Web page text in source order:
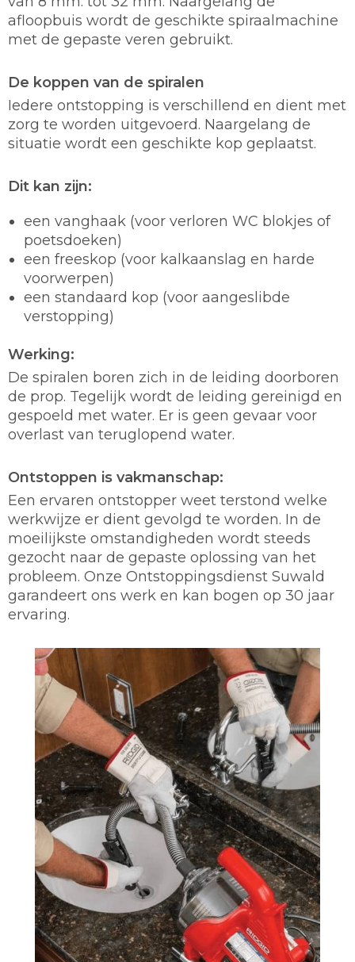
afloopbuis wordt de geschikte spiraalmachine
met de gepaste veren gebruikt.
De koppen van de spiralen
Iedere ontstopping is verschillend en dient met
zorg te worden uitgevoerd. Naargelang de
situatie wordt een geschikte kop geplaatst.
Dit kan zijn:
een vanghaak (voor verloren WC blokjes of
poetsdoeken)
een freeskop (voor kalkaanslag en harde
voorwerpen)
een standaard kop (voor aangeslibde
verstopping)
Werking:
De spiralen boren zich in de leiding doorboren
de prop. Tegelijk wordt de leiding gereinigd en
gespoeld met water. Er is geen gevaar voor
overlast van teruglopend water.
Ontstoppen is vakmanschap:
Een ervaren ontstopper weet terstond welke
werkwijze er dient gevolgd te worden. In de
moeilijkste omstandigheden wordt steeds
gezocht naar de gepaste oplossing van het
probleem. Onze Ontstoppingsdienst Suwald
garandeert ons werk en kan bogen op 30 jaar
ervaring.